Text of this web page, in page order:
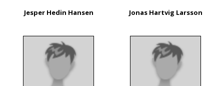
Jesper Hedin Hansen Jonas Hartvig Larsson